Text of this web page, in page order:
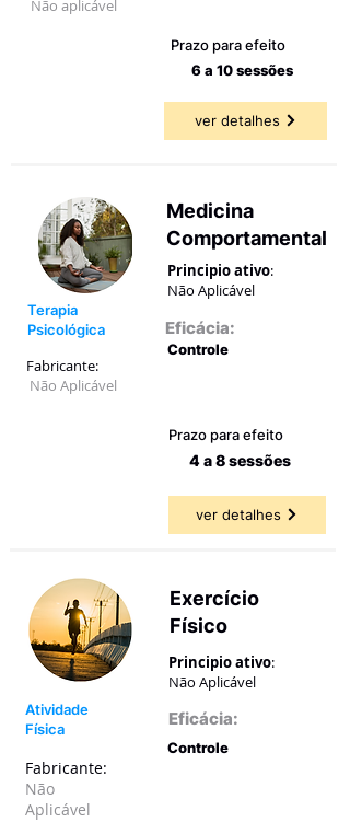
Não aplicável
Prazo para efeito
6 a 10 sessões
ver detalhes
Terapia
Psicológica
Fabricante:
Não Aplicável
Medicina
Comportamental
Principio ativo:
Não Aplicável
Eficácia:
Controle
Prazo para efeito
4 a 8 sessões
ver detalhes
Exercício
Físico
Principio ativo:
Não Aplicável
Atividade
Física
Fabricante:
Não
Aplicável
Eficácia:
Controle